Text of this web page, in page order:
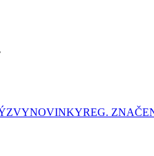
NOVINKYREG.